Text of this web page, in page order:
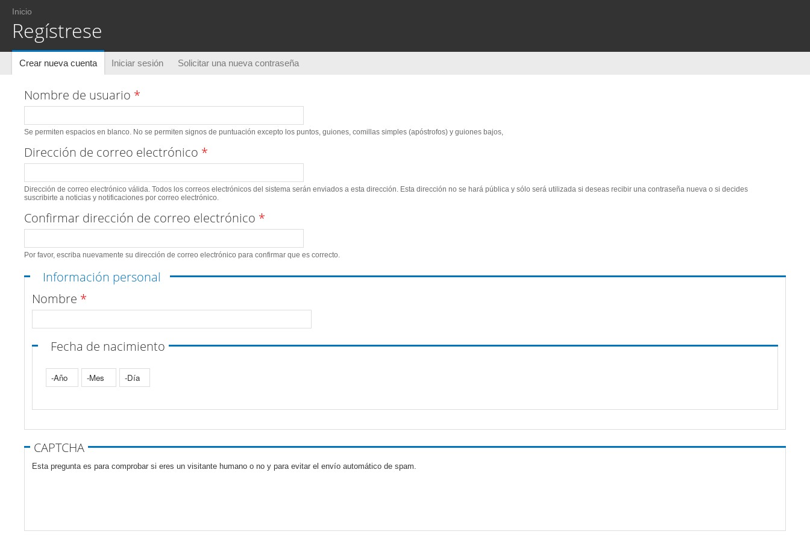
Usted está aquí
Inicio
Regístrese
Solapas principales
Crear nueva cuenta (solapa activa)
Iniciar sesión Solicitar una nueva contraseña
Nombre de usuario *
Se permiten espacios en blanco. No se permiten signos de puntuación excepto los puntos, guiones, comillas simples (apóstrofos) y guiones bajos,
Dirección de correo electrónico *
Dirección de correo electrónico válida. Todos los correos electrónicos del sistema serán enviados a esta dirección. Esta dirección no se hará pública y sólo será utilizada si deseas recibir una contraseña nueva o si decides
suscribirte a noticias y notificaciones por correo electrónico.
Confirmar dirección de correo electrónico *
Por favor, escriba nuevamente su dirección de correo electrónico para confirmar que es correcto.
Ocultar
Información personal
Nombre *
Fecha de nacimiento
Año
Mes Día
Pestañas verticales
CAPTCHA
Esta pregunta es para comprobar si eres un visitante humano o no y para evitar el envío automático de spam.